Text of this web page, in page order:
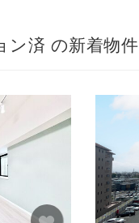
ン済 の新着物件